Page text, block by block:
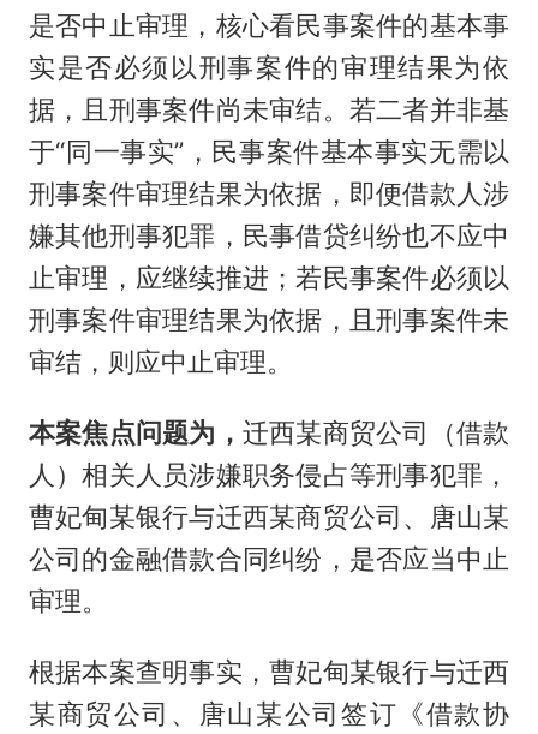
是否中止审理，核心看民事案件的基本事
实是否必须以刑事案件的审理结果为依
据，且刑事案件尚未审结。若二者并非基
于“同一事实”，民事案件基本事实无需以
刑事案件审理结果为依据，即便借款人涉
嫌其他刑事犯罪，民事借贷纠纷也不应中
止审理，应继续推进；若民事案件必须以
刑事案件审理结果为依据，且刑事案件未
审结，则应中止审理。
本案焦点问题为， 迁西某商贸公司（借款
人）相关人员涉嫌职务侵占等刑事犯罪，
曹妃甸某银行与迁西某商贸公司、唐山某
公司的金融借款合同纠纷，是否应当中止
审理。
根据本案查明事实，曹妃甸某银行与迁西
某商贸公司、唐山某公司签订《借款协